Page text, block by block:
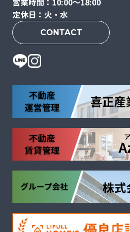
定休日：火・水
CONTACT